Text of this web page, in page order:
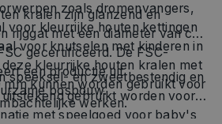
zoals dromenvangers,
voor kleurrijke houten kettingen
voor knutselen met kinderen in
kleurrijke houten kralen met
mm kunnen worden gebruikt voor
werken.
kralen zijn glanzend en
rijggat met een diameter van ca.
gecertificeerd. De FSC-
een productie uit
bosbouw.
speeksel- en zweetbestendig en
gebruikt worden voor
met speelgoed voor baby's